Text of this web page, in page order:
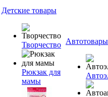
Детские товары
Творчество
Рюкзак для
мамы
Автотовары